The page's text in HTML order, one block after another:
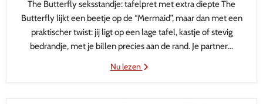
The Butterfly seksstandje: tafelpret met extra diepte The
Butterfly lijkt een beetje op de “Mermaid”, maar dan met een
praktischer twist: jij ligt op een lage tafel, kastje of stevig
bedrandje, met je billen precies aan de rand. Je partner...
Nu lezen